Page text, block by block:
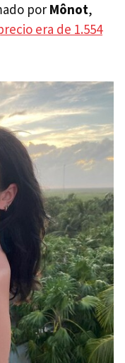
por Mônot,
era de 1.554